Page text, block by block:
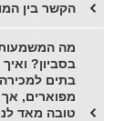
הקשר בין
מה המשמעות
בסביון?
בתים
מפוארים, אך
טובה מאד